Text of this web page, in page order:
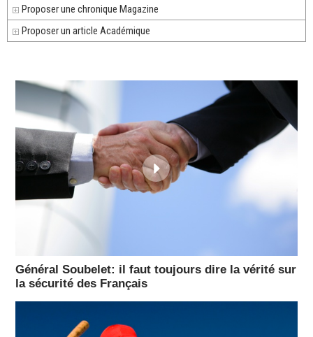
Proposer une chronique Magazine
Proposer un article Académique
Général Soubelet: il faut toujours dire la vérité sur
la sécurité des Français